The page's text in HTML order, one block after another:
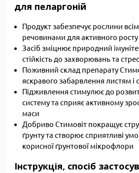
для пеларгоній
Продукт забезпечує рослини
речовинами для активного росту
Засіб зміцнює природний
стійкість до захворювань та
Поживний склад препарату
яскравого забарвлення листям і
Підживлення стимулює до
систему та сприяє активному
маси
Добриво Стимовіт покращує
ґрунту та створює сприятливі
корисної ґрунтової мікрофлори
Інструкція, спосіб